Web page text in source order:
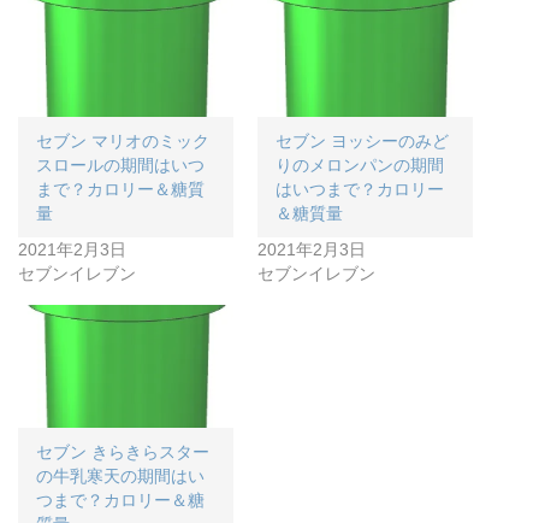
セブン マリオのミック
スロールの期間はいつ
まで？カロリー＆糖質
量
2021年2月3日
セブンイレブン
セブン ヨッシーのみど
りのメロンパンの期間
はいつまで？カロリー
＆糖質量
2021年2月3日
セブンイレブン
セブン きらきらスター
の牛乳寒天の期間はい
つまで？カロリー＆糖